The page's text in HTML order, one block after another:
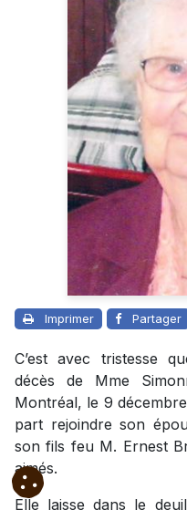
Imprimer Partager
C’est avec tristesse
décès de Mme
Montréal, le 9
part rejoindre son
son fils feu M. Ernest
aimés.
Elle laisse dans le